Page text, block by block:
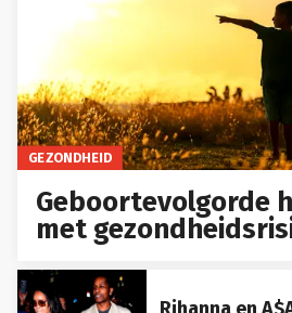
GEZONDHEID
Geboortevolgorde
met